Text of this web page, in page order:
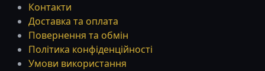
Контакти
Доставка та оплата
Повернення та обмін
Політика конфіденційності
Умови використання